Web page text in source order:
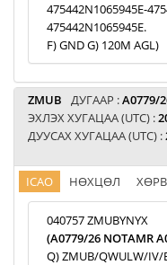
475442N1065945E-
475442N1065945E.
F) GND G) 120M AGL)
ZMUB ДУГААР :A0779/
ЭХЛЭХ ХУГАЦАА (UTC) :
ДУУСАХ ХУГАЦАА (UTC) :
ICAO НӨХЦӨЛ
040757 ZMUBYNYX
(A0779/26 NOTAMR
Q) ZMUB/QWULW/